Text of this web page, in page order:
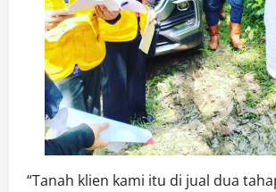
“Tanah klien kami itu di jual dua